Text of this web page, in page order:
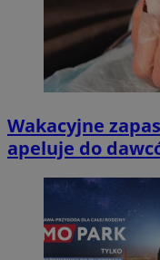
Wakacyjne
apeluje do